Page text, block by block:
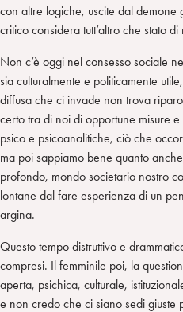
con altre logiche, uscite dal demone
critico considera tutt’altro che stato
Non c’è oggi nel consesso sociale
sia culturalmente e politicamente
diffusa che ci invade non trova
certo tra di noi di opportune misure
psico e psicoanalitiche, ciò che
ma poi sappiamo bene quanto
profondo, mondo societario nostro
lontane dal fare esperienza di un
argina.
Questo tempo distruttivo e
compresi. Il femminile poi, la
aperta, psichica, culturale,
e non credo che ci siano sedi